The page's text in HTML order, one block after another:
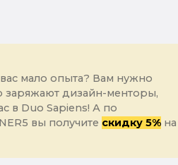
мало опыта? Вам нужно
заряжают дизайн-менторы,
в Duo Sapiens! А по
вы получите скидку 5%на